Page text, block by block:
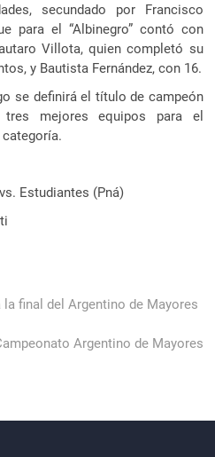
secundado por Francisco
para el “Albinegro” contó con
Villota, quien completó su
y Bautista Fernández, con 16.
se definirá el título de campeón
mejores equipos para el
Estudiantes (Pná)
final del Argentino de Mayores
Argentino de Mayores